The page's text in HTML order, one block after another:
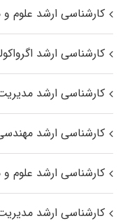
کارشناسی ارشد علوم
کارشناسی ارشد
کارشناسی ارشد
کارشناسی ارشد
کارشناسی ارشد علوم
کارشناسی ارشد